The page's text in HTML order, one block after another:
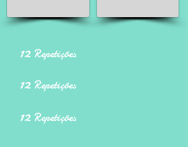
12 Repetições
12 Repetições
12 Repetições